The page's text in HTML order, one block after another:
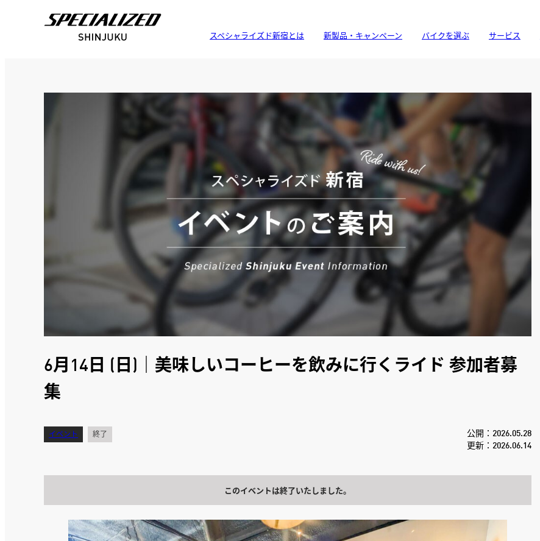
スペシャライズド新宿とは 新製品・キャンペーン バイクを選ぶ サービス
6月14日 (日)｜美味しいコーヒーを飲みに行くライド 参加者募
集
イベント 終了
公開：2026.05.28
更新：2026.06.14
このイベントは終了いたしました。